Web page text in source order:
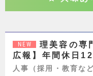
NEW
理美容の専
広報】年間休日
人事（採用・教育など